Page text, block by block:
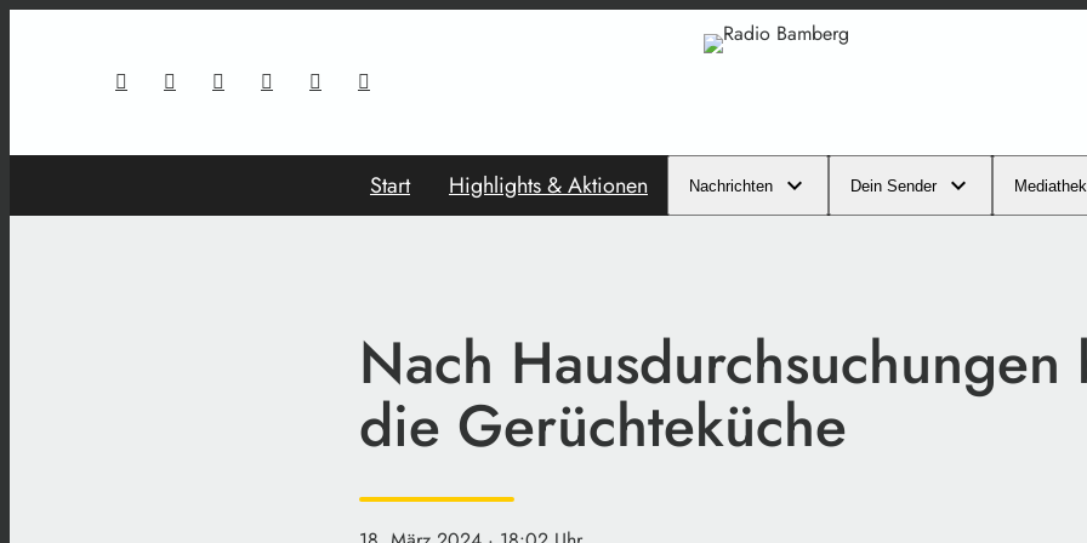
Start Highlights & Aktionen Nachrichten Dein Sender Mediathek
Nach
die Gerüchteküche